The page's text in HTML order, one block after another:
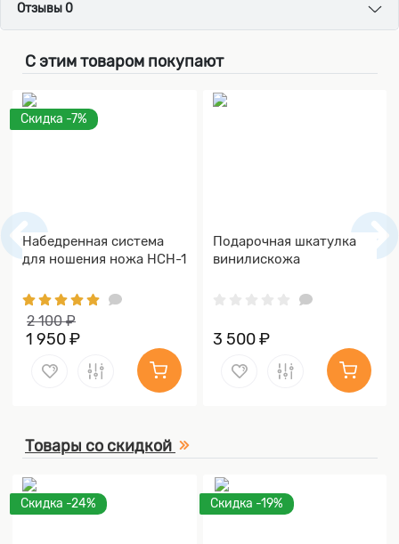
Отзывы 0
С этим товаром покупают
Скидка -7%
Набедренная система
для ношения ножа НСН-1
2 100 ₽
1 950 ₽
Подарочная шкатулка
винилискожа
3 500 ₽
Товары со скидкой
Скидка -24% Скидка -19%